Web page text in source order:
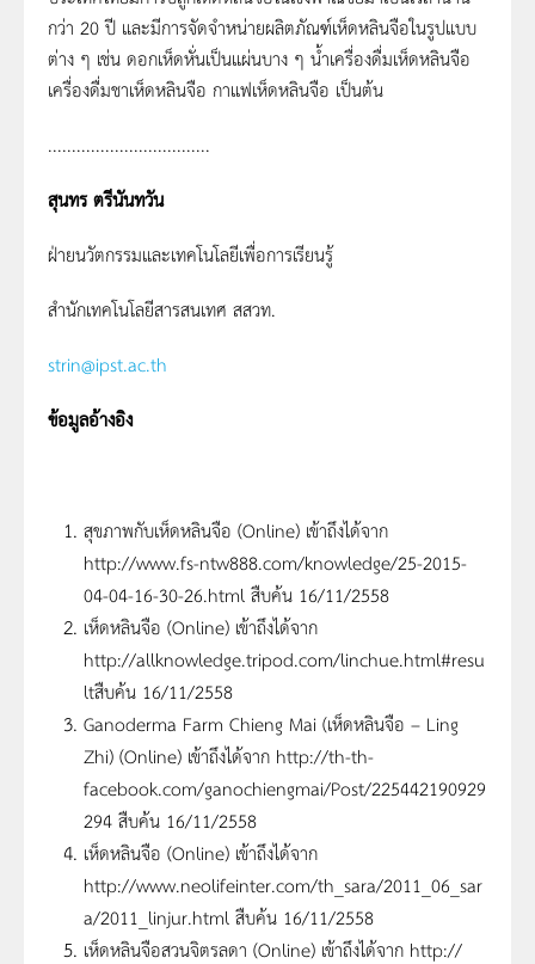
กว่า 20 ปี และมีการจัดจำหน่ายผลิตภัณฑ์เห็ดหลินจือในรูปแบบ
ต่าง ๆ เช่น ดอกเห็ดหั่นเป็นแผ่นบาง ๆ น้ำเครื่องดื่มเห็ดหลินจือ
เครื่องดื่มชาเห็ดหลินจือ กาแฟเห็ดหลินจือ เป็นต้น
..................................
สุนทร ตรีนันทวัน
ฝ่ายนวัตกรรมและเทคโนโลยีเพื่อการเรียนรู้
สำนักเทคโนโลยีสารสนเทศ สสวท.
strin@ipst.ac.th
ข้อมูลอ้างอิง
สุขภาพกับเห็ดหลินจือ (Online) เข้าถึงได้จาก
http://www.fs-ntw888.com/knowledge/25-2015-
04-04-16-30-26.html สืบค้น 16/11/2558
เห็ดหลินจือ (Online) เข้าถึงได้จาก
http://allknowledge.tripod.com/linchue.html#resu
ltสืบค้น 16/11/2558
Ganoderma Farm Chieng Mai (เห็ดหลินจือ – Ling
Zhi) (Online) เข้าถึงได้จาก http://th-th-
facebook.com/ganochiengmai/Post/225442190929
294 สืบค้น 16/11/2558
เห็ดหลินจือ (Online) เข้าถึงได้จาก
http://www.neolifeinter.com/th_sara/2011_06_sar
a/2011_linjur.html สืบค้น 16/11/2558
เห็ดหลินจือสวนจิตรลดา (Online) เข้าถึงได้จาก http://